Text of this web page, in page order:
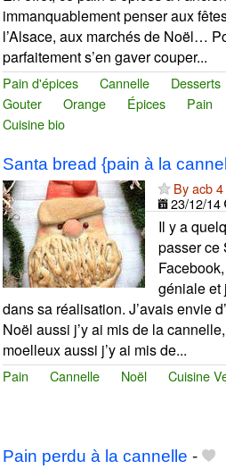
immanquablement penser aux
l’Alsace, aux marchés de Noël…
parfaitement s’en gaver couper...
Pain d'épices Cannelle Desserts
Gouter
Orange Épices Pain
Cuisine bio
Santa bread {pain à la
By acb
23/12/14
Il y a
passer ce
géniale et
dans sa réalisation. J’avais envie
Noël aussi j’y ai mis de la
moelleux aussi j’y ai mis de...
Pain Cannelle Noël Cuisine
Pain perdu à la cannelle -